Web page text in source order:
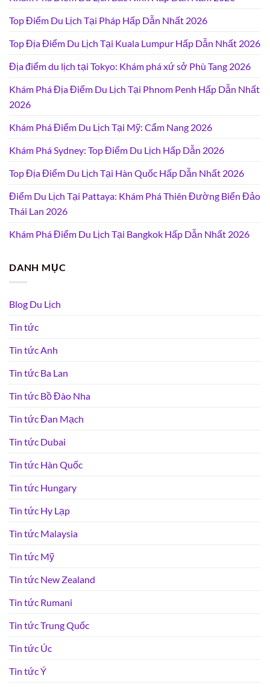
Top Điểm Du Lịch Tại Pháp Hấp Dẫn Nhất 2026
Top Địa Điểm Du Lịch Tại Kuala Lumpur Hấp Dẫn Nhất 2026
Địa điểm du lịch tại Tokyo: Khám phá xứ sở Phù Tang 2026
Khám Phá Địa Điểm Du Lịch Tại Phnom Penh Hấp Dẫn Nhất
2026
Khám Phá Điểm Du Lịch Tại Mỹ: Cẩm Nang 2026
Khám Phá Sydney: Top Điểm Du Lịch Hấp Dẫn 2026
Top Địa Điểm Du Lịch Tại Hàn Quốc Hấp Dẫn Nhất 2026
Điểm Du Lịch Tại Pattaya: Khám Phá Thiên Đường Biển Đảo
Thái Lan 2026
Khám Phá Điểm Du Lịch Tại Bangkok Hấp Dẫn Nhất 2026
DANH MỤC
Blog Du Lịch
Tin tức
Tin tức Anh
Tin tức Ba Lan
Tin tức Bồ Đào Nha
Tin tức Đan Mạch
Tin tức Dubai
Tin tức Hàn Quốc
Tin tức Hungary
Tin tức Hy Lạp
Tin tức Malaysia
Tin tức Mỹ
Tin tức New Zealand
Tin tức Rumani
Tin tức Trung Quốc
Tin tức Úc
Tin tức Ý